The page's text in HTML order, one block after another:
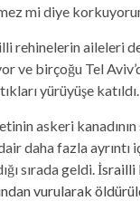
mi diye
rehinelerin aileleri
ve birçoğu Tel
yürüyüşe katıldı.
askeri
daha fazla ayrıntı
sırada geldi.İsrailli
vurularak